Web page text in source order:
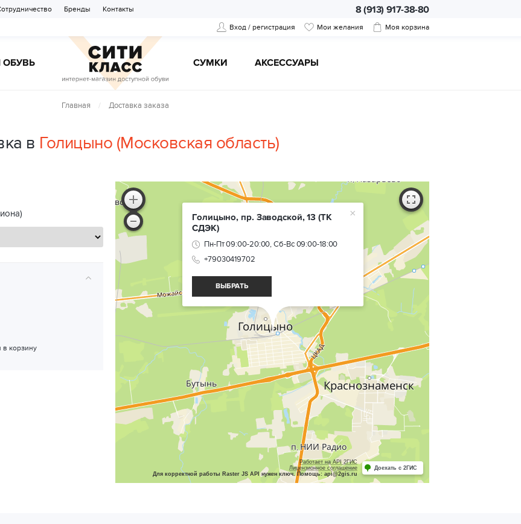
Вход / регистрация Мои желания Моя корзина
CУМКИ АКСЕССУАРЫ
8 (913) 917-38-80
Бренды Контакты
Главная Доставка заказа
в Голицыно (Московская область)
в корзину
×
Голицыно, пр. Заводской, 13 (ТК
СДЭК)
Пн-Пт 09:00-20:00, Сб-Вс 09:00-18:00
+79030419702
ВЫБРАТЬ
Работает на API 2ГИС
Лицензионное соглашение
Для корректной работы Raster JS API нужен ключ. Помощь: api@2gis.ru
Доехать с 2ГИС